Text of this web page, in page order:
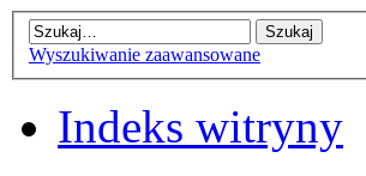
Wyszukiwanie zaawansowane
Indeks witryny